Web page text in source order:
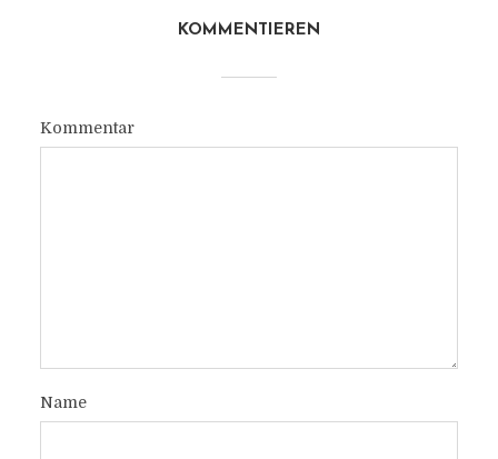
KOMMENTIEREN
Kommentar
Name